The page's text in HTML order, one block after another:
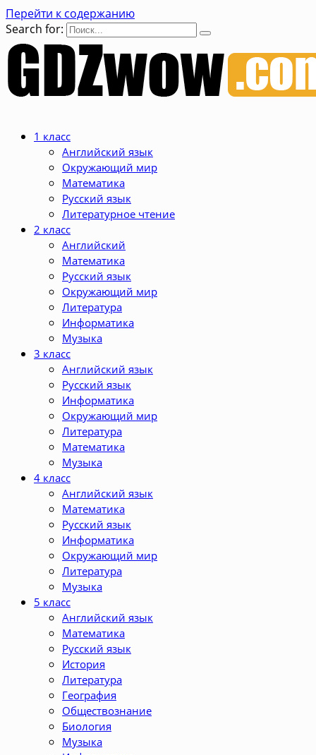
Перейти к содержанию
Search for:
1 класс
Английский язык
Окружающий мир
Математика
Русский язык
Литературное чтение
2 класс
Английский
Математика
Русский язык
Окружающий мир
Литература
Информатика
Музыка
3 класс
Английский язык
Русский язык
Информатика
Окружающий мир
Литература
Математика
Музыка
4 класс
Английский язык
Математика
Русский язык
Информатика
Окружающий мир
Литература
Музыка
5 класс
Английский язык
Математика
Русский язык
История
Литература
География
Обществознание
Биология
Музыка